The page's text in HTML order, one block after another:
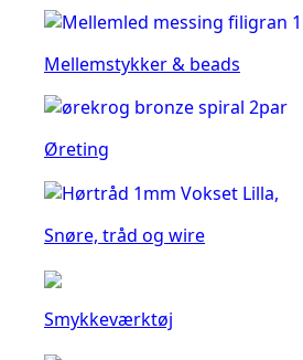
Mellemstykker & beads
Øreting
Snøre, tråd og wire
Smykkeværktøj